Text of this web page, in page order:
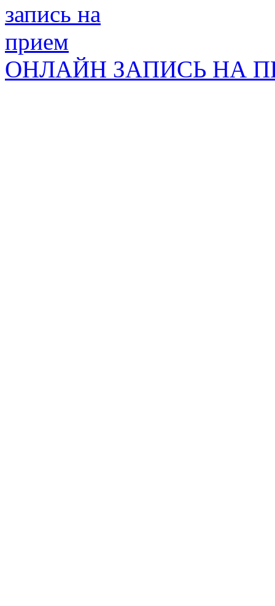
ОНЛАЙН ЗАПИСЬ НА